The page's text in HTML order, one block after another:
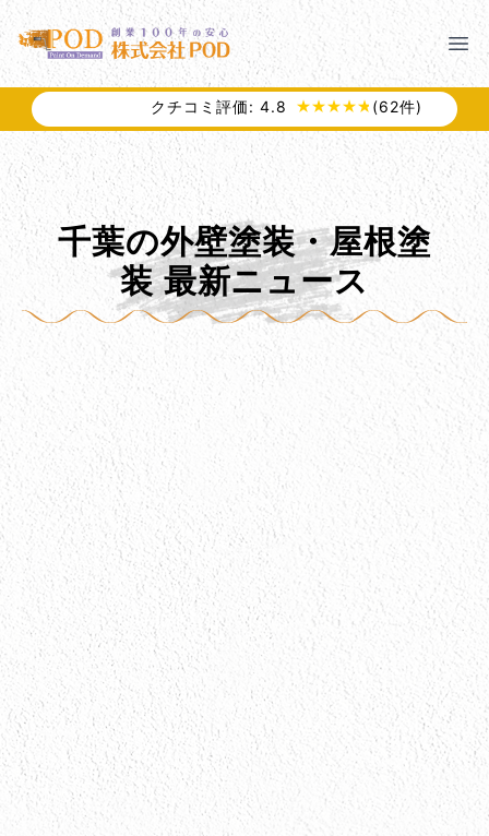
メインコンテンツにスキップ
株式会社ペイント・オン・デマンド
千葉の外壁塗装・屋根塗装なら創業100年の安心 ペイン
株式会社ペイント・オン・デマンド
モバイルメニュー
PODのまちづくり 安心の取り組み
ご相談と流れ よくあるご質問
PODについて
お問い合わせ
クチコミ評価:4.8 (62件)
千葉の外壁塗装・屋根塗
装 最新ニュース